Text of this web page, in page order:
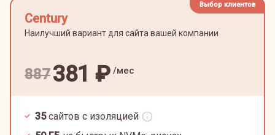
Выбор клиентов
Century
Наилучший вариант для сайта вашей компании
887381 ₽ /мес
35 сайтов с изоляцией